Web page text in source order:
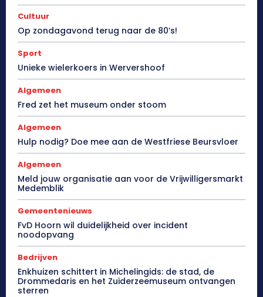
Cultuur
Op zondagavond terug naar de 80’s!
Sport
Unieke wielerkoers in Wervershoof
Algemeen
Fred zet het museum onder stoom
Algemeen
Hulp nodig? Doe mee aan de Westfriese Beursvloer
Algemeen
Meld jouw organisatie aan voor de Vrijwilligersmarkt
Medemblik
Gemeentenieuws
FvD Hoorn wil duidelijkheid over incident
noodopvang
Bedrijven
Enkhuizen schittert in Michelingids: de stad, de
Drommedaris en het Zuiderzeemuseum ontvangen
sterren